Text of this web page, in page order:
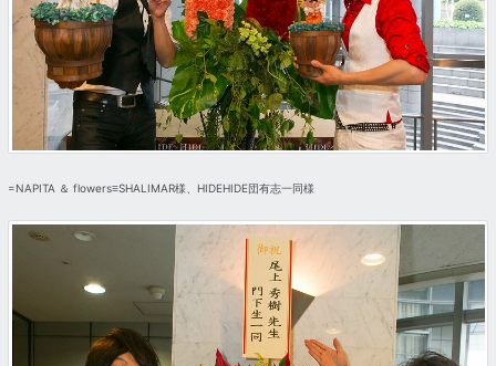
=NAPITA ＆ flowers≡SHALIMAR様、HIDEHIDE団有志一同様